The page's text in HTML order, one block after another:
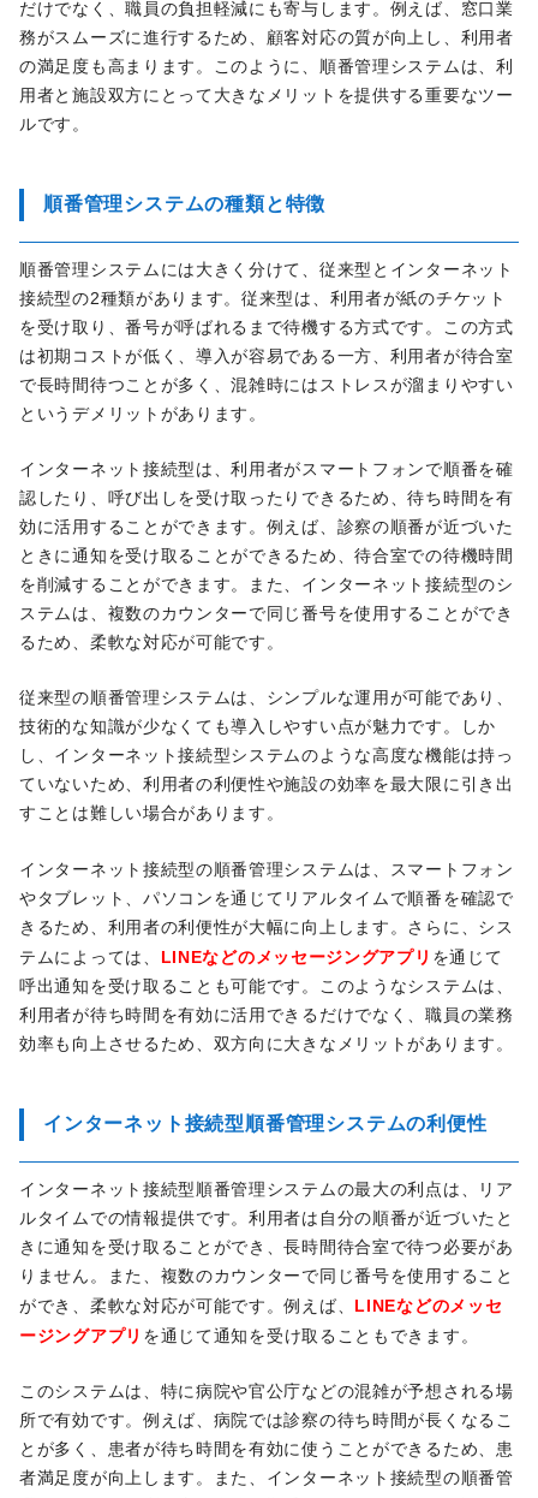
だけでなく、職員の負担軽減にも寄与します。例えば、窓口業
務がスムーズに進行するため、顧客対応の質が向上し、利用者
の満足度も高まります。このように、順番管理システムは、利
用者と施設双方にとって大きなメリットを提供する重要なツー
ルです。
順番管理システムの種類と特徴
順番管理システムには大きく分けて、従来型とインターネット
接続型の2種類があります。従来型は、利用者が紙のチケット
を受け取り、番号が呼ばれるまで待機する方式です。この方式
は初期コストが低く、導入が容易である一方、利用者が待合室
で長時間待つことが多く、混雑時にはストレスが溜まりやすい
というデメリットがあります。
インターネット接続型は、利用者がスマートフォンで順番を確
認したり、呼び出しを受け取ったりできるため、待ち時間を有
効に活用することができます。例えば、診察の順番が近づいた
ときに通知を受け取ることができるため、待合室での待機時間
を削減することができます。また、インターネット接続型のシ
ステムは、複数のカウンターで同じ番号を使用することができ
るため、柔軟な対応が可能です。
従来型の順番管理システムは、シンプルな運用が可能であり、
技術的な知識が少なくても導入しやすい点が魅力です。しか
し、インターネット接続型システムのような高度な機能は持っ
ていないため、利用者の利便性や施設の効率を最大限に引き出
すことは難しい場合があります。
インターネット接続型の順番管理システムは、スマートフォン
やタブレット、パソコンを通じてリアルタイムで順番を確認で
きるため、利用者の利便性が大幅に向上します。さらに、シス
テムによっては、 LINEなどのメッセージングアプリ を通じて
呼出通知を受け取ることも可能です。このようなシステムは、
利用者が待ち時間を有効に活用できるだけでなく、職員の業務
効率も向上させるため、双方向に大きなメリットがあります。
インターネット接続型順番管理システムの利便性
インターネット接続型順番管理システムの最大の利点は、リア
ルタイムでの情報提供です。利用者は自分の順番が近づいたと
きに通知を受け取ることができ、長時間待合室で待つ必要があ
りません。また、複数のカウンターで同じ番号を使用すること
ができ、柔軟な対応が可能です。例えば、 LINEなどのメッセ
ージングアプリ を通じて通知を受け取ることもできます。
このシステムは、特に病院や官公庁などの混雑が予想される場
所で有効です。例えば、病院では診察の待ち時間が長くなるこ
とが多く、患者が待ち時間を有効に使うことができるため、患
者満足度が向上します。また、インターネット接続型の順番管